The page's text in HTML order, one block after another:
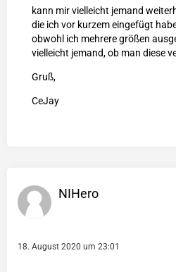
kann mir vielleicht jemand
die ich vor kurzem eingefügt
obwohl ich mehrere größen
vielleicht jemand, ob man diese
Gruß,
CeJay
NIHero
18. August 2020 um 23:01